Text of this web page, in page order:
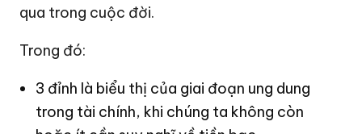
qua trong cuộc đời.
Trong đó:
3 đỉnh là biểu thị của giai đoạn ung dung
trong tài chính, khi chúng ta không còn